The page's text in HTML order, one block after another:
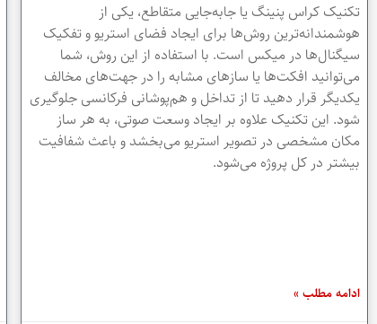
تکنیک کراس پنینگ یا جابه‌جایی متقاطع، یکی از
هوشمندانه‌ترین روش‌ها برای ایجاد فضای استریو و تفکیک
سیگنال‌ها در میکس است. با استفاده از این روش، شما
می‌توانید افکت‌ها یا سازهای مشابه را در جهت‌های مخالف
یکدیگر قرار دهید تا از تداخل و هم‌پوشانی فرکانسی جلوگیری
شود. این تکنیک علاوه بر ایجاد وسعت صوتی، به هر ساز
مکان مشخصی در تصویر استریو می‌بخشد و باعث شفافیت
بیشتر در کل پروژه می‌شود.
ادامه مطلب »